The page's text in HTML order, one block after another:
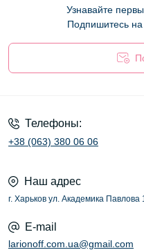
Узнавайте
Подпишитесь
Телефоны:
+38 (063) 380 06 06
Наш адрес
г. Харьков ул. Академика Павлова
E-mail
larionoff.com.ua@gmail.com